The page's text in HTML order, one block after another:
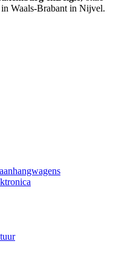
Waals-Brabant in Nijvel.